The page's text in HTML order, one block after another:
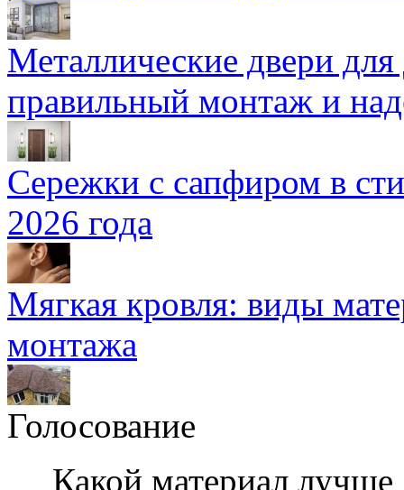
Металлические двери
правильный монтаж и
Сережки с сапфиром в
2026 года
Мягкая кровля: виды
монтажа
Голосование
Какой материал